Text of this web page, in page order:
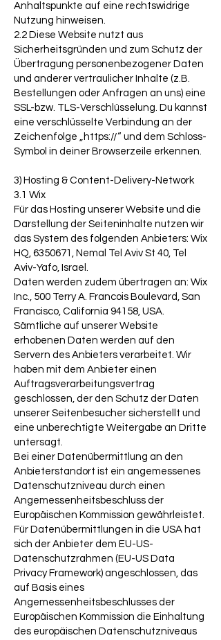
Anhaltspunkte auf eine rechtswidrige
Nutzung hinweisen.
2.2 Diese Website nutzt aus
Sicherheitsgründen und zum Schutz der
Übertragung personenbezogener Daten
und anderer vertraulicher Inhalte (z.B.
Bestellungen oder Anfragen an uns) eine
SSL-bzw. TLS-Verschlüsselung. Du kannst
eine verschlüsselte Verbindung an der
Zeichenfolge „https://“ und dem Schloss-
Symbol in deiner Browserzeile erkennen.
3) Hosting & Content-Delivery-Network
3.1 Wix
Für das Hosting unserer Website und die
Darstellung der Seiteninhalte nutzen wir
das System des folgenden Anbieters: Wix
HQ, 6350671, Nemal Tel Aviv St 40, Tel
Aviv-Yafo, Israel.
Daten werden zudem übertragen an: Wix
Inc., 500 Terry A. Francois Boulevard, San
Francisco, California 94158, USA.
Sämtliche auf unserer Website
erhobenen Daten werden auf den
Servern des Anbieters verarbeitet. Wir
haben mit dem Anbieter einen
Auftragsverarbeitungsvertrag
geschlossen, der den Schutz der Daten
unserer Seitenbesucher sicherstellt und
eine unberechtigte Weitergabe an Dritte
untersagt.
Bei einer Datenübermittlung an den
Anbieterstandort ist ein angemessenes
Datenschutzniveau durch einen
Angemessenheitsbeschluss der
Europäischen Kommission gewährleistet.
Für Datenübermittlungen in die USA hat
sich der Anbieter dem EU-US-
Datenschutzrahmen (EU-US Data
Privacy Framework) angeschlossen, das
auf Basis eines
Angemessenheitsbeschlusses der
Europäischen Kommission die Einhaltung
des europäischen Datenschutzniveaus